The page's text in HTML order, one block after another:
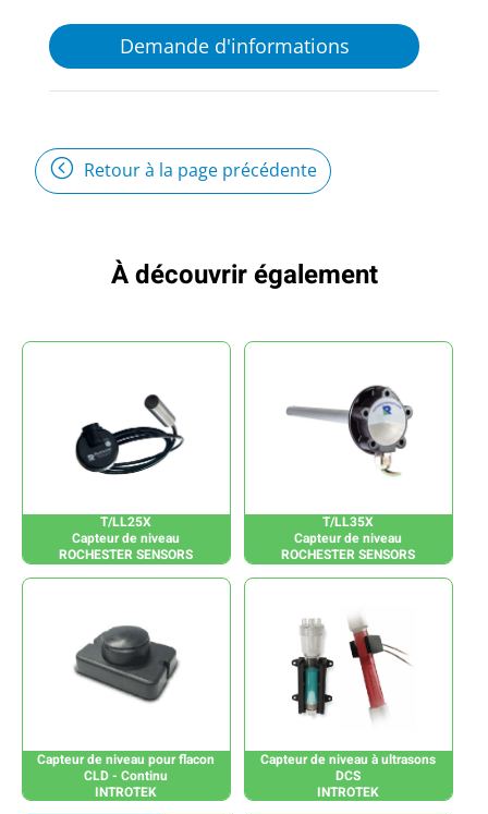
Demande d'informations
Retour à la page précédente
À découvrir également
T/LL25X
Capteur de niveau
ROCHESTER SENSORS
T/LL35X
Capteur de niveau
ROCHESTER SENSORS
Capteur de niveau pour flacon
CLD - Continu
INTROTEK
Capteur de niveau à ultrasons
DCS
INTROTEK